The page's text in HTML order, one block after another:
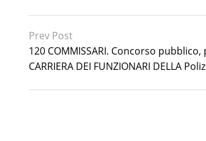
Prev Post
120 COMMISSARI. Concorso
CARRIERA DEI FUNZIONARI DELLA